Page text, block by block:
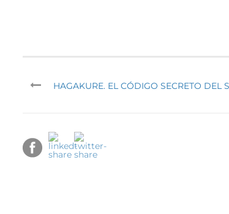
HAGAKURE. EL CÓDIGO SECRETO DEL